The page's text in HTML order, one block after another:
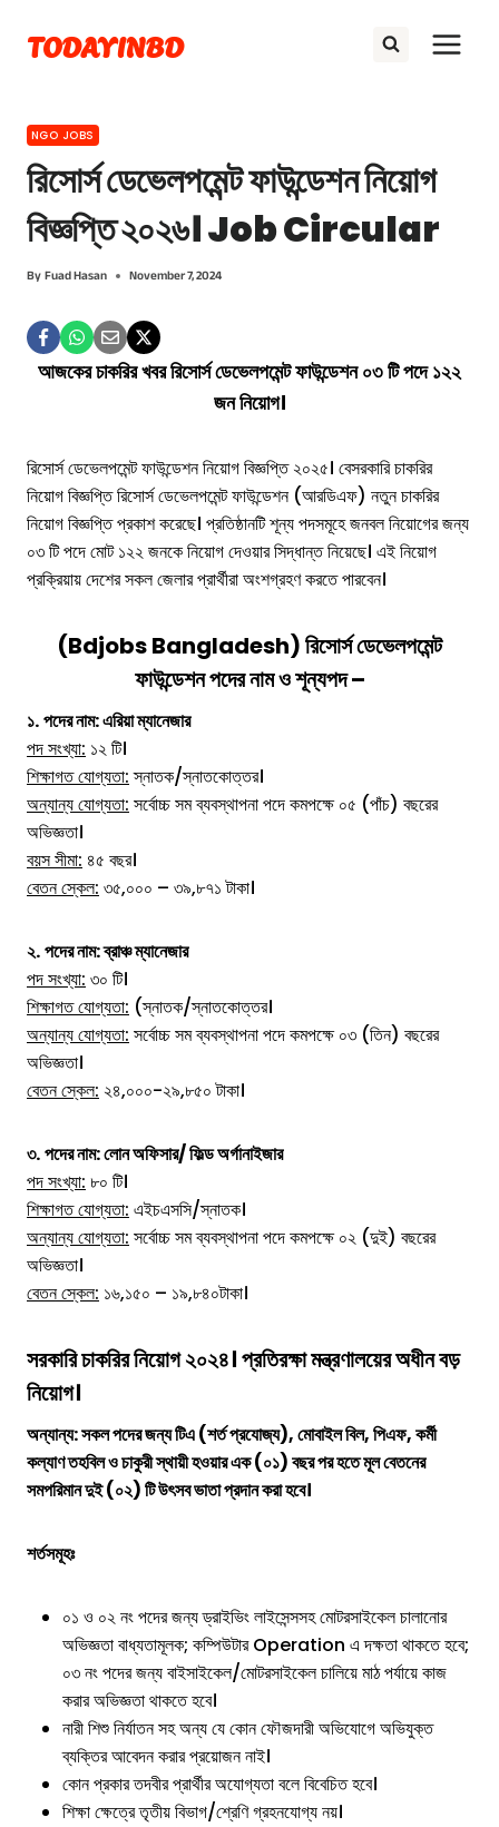
content
TODAYINBD
NGO JOBS
রিসোর্স ডেভেলপমেন্ট ফাউন্ডেশন নিয়োগ
বিজ্ঞপ্তি ২০২৬। Job Circular
ByFuad Hasan November 7, 2024
আজকের চাকরির খবর রিসোর্স ডেভেলপমেন্ট ফাউন্ডেশন ০৩ টি পদে ১২২
জন নিয়োগ।
রিসোর্স ডেভেলপমেন্ট ফাউন্ডেশন নিয়োগ বিজ্ঞপ্তি ২০২৫। বেসরকারি চাকরির
নিয়োগ বিজ্ঞপ্তি রিসোর্স ডেভেলপমেন্ট ফাউন্ডেশন (আরডিএফ) নতুন চাকরির
নিয়োগ বিজ্ঞপ্তি প্রকাশ করেছে। প্রতিষ্ঠানটি শূন্য পদসমূহে জনবল নিয়োগের জন্য
০৩ টি পদে মোট ১২২ জনকে নিয়োগ দেওয়ার সিদ্ধান্ত নিয়েছে। এই নিয়োগ
প্রক্রিয়ায় দেশের সকল জেলার প্রার্থীরা অংশগ্রহণ করতে পারবেন।
(BdjobsBangladesh)রিসোর্স ডেভেলপমেন্ট
ফাউন্ডেশনপদের নাম ও শূন্যপদ –
১.পদের নাম: এরিয়া ম্যানেজার
পদ সংখ্যা: ১২ টি।
শিক্ষাগত যোগ্যতা:স্নাতক/স্নাতকোত্তর।
অন্যান্য যোগ্যতা: সর্বোচ্চ সম ব্যবস্থাপনা পদে কমপক্ষে ০৫ (পাঁচ) বছরের
অভিজ্ঞতা।
বয়স সীমা: ৪৫ বছর।
বেতন স্কেল: ৩৫,০০০ – ৩৯,৮৭১ টাকা।
২.পদের নাম: ব্রাঞ্চ ম্যানেজার
পদ সংখ্যা: ৩০ টি।
শিক্ষাগত যোগ্যতা: (স্নাতক/স্নাতকোত্তর।
অন্যান্য যোগ্যতা: সর্বোচ্চ সম ব্যবস্থাপনা পদে কমপক্ষে ০৩ (তিন) বছরের
অভিজ্ঞতা।
বেতন স্কেল: ২৪,০০০-২৯,৮৫০ টাকা।
৩.পদের নাম: লোন অফিসার/ ফিল্ড অর্গানাইজার
পদ সংখ্যা: ৮০ টি।
শিক্ষাগত যোগ্যতা: এইচএসসি/স্নাতক।
অন্যান্য যোগ্যতা: সর্বোচ্চ সম ব্যবস্থাপনা পদে কমপক্ষে ০২ (দুই) বছরের
অভিজ্ঞতা।
বেতন স্কেল: ১৬,১৫০ – ১৯,৮৪০টাকা।
সরকারি চাকরির নিয়োগ ২০২৪। প্রতিরক্ষা মন্ত্রণালয়ের অধীন বড়
নিয়োগ।
অন্যান্য: সকল পদের জন্য টিএ (শর্ত প্রযোজ্য), মোবাইল বিল, পিএফ, কর্মী
কল্যাণ তহবিল ও চাকুরী স্থায়ী হওয়ার এক (০১) বছর পর হতে মূল বেতনের
সমপরিমান দুই (০২) টি উৎসব ভাতা প্রদান করা হবে।
শর্তসমূহঃ
০১ ও ০২ নং পদের জন্য ড্রাইভিং লাইসেন্সসহ মোটরসাইকেল চালানোর
অভিজ্ঞতা বাধ্যতামূলক; কম্পিউটার Operation এ দক্ষতা থাকতে হবে;
০৩ নং পদের জন্য বাইসাইকেল/মোটরসাইকেল চালিয়ে মাঠ পর্যায়ে কাজ
করার অভিজ্ঞতা থাকতে হবে।
নারী শিশু নির্যাতন সহ অন্য যে কোন ফৌজদারী অভিযোগে অভিযুক্ত
ব্যক্তির আবেদন করার প্রয়োজন নাই।
কোন প্রকার তদবীর প্রার্থীর অযোগ্যতা বলে বিবেচিত হবে।
শিক্ষা ক্ষেত্রে তৃতীয় বিভাগ/শ্রেণি গ্রহনযোগ্য নয়।